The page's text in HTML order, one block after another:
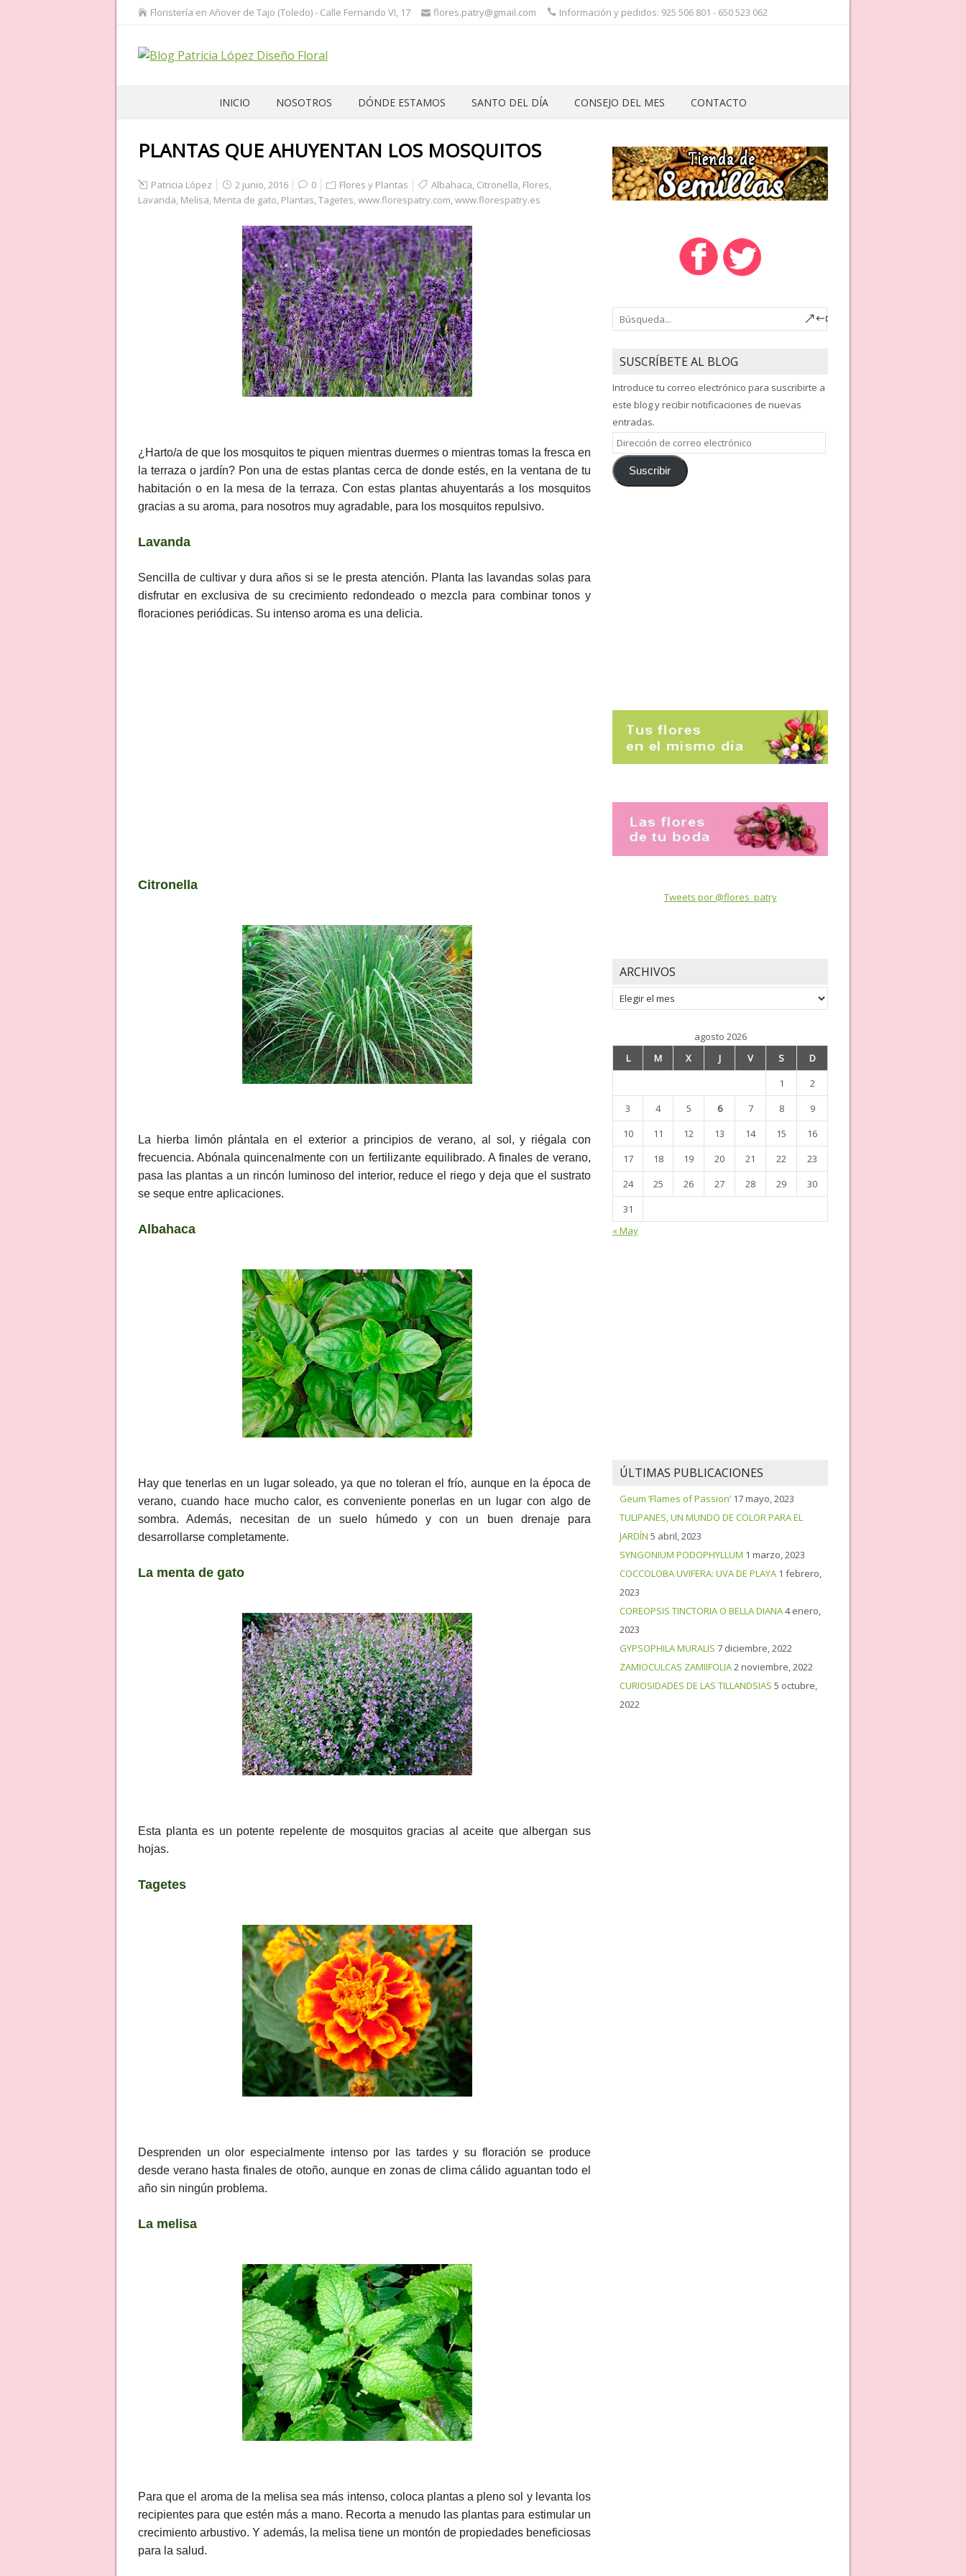
Floristería en Añover de Tajo (Toledo) - Calle Fernando VI, 17 flores.patry@gmail.com Información y pedidos: 925 506 801 - 650 523 062
INICIO NOSOTROS DÓNDE ESTAMOS SANTO DEL DÍA CONSEJO DEL MES CONTACTO
PLANTAS QUE AHUYENTAN LOS MOSQUITOS
Patricia López 2 junio, 2016 0 Flores y Plantas Albahaca, Citronella, Flores,
Lavanda, Melisa, Menta de gato, Plantas,Tagetes,www.florespatry.com,www.florespatry.es
¿Harto/a de que los mosquitos te piquen mientras duermes o mientras tomas la fresca en
la terraza o jardín? Pon una de estas plantas cerca de donde estés, en la ventana de tu
habitación o en la mesa de la terraza. Con estas plantas ahuyentarás a los mosquitos
gracias a su aroma, para nosotros muy agradable, para los mosquitos repulsivo.
Lavanda
Sencilla de cultivar y dura años si se le presta atención. Planta las lavandas solas para
disfrutar en exclusiva de su crecimiento redondeado o mezcla para combinar tonos y
floraciones periódicas. Su intenso aroma es una delicia.
Citronella
La hierba limón plántala en el exterior a principios de verano, al sol, y riégala con
frecuencia. Abónala quincenalmente con un fertilizante equilibrado. A finales de verano,
pasa las plantas a un rincón luminoso del interior, reduce el riego y deja que el sustrato
se seque entre aplicaciones.
Albahaca
Hay que tenerlas en un lugar soleado, ya que no toleran el frío, aunque en la época de
verano, cuando hace mucho calor, es conveniente ponerlas en un lugar con algo de
sombra. Además, necesitan de un suelo húmedo y con un buen drenaje para
desarrollarse completamente.
La menta de gato
Esta planta es un potente repelente de mosquitos gracias al aceite que albergan sus
hojas.
Tagetes
Desprenden un olor especialmente intenso por las tardes y su floración se produce
desde verano hasta finales de otoño, aunque en zonas de clima cálido aguantan todo el
año sin ningún problema.
La melisa
Para que el aroma de la melisa sea más intenso, coloca plantas a pleno sol y levanta los
recipientes para que estén más a mano. Recorta a menudo las plantas para estimular un
crecimiento arbustivo. Y además, la melisa tiene un montón de propiedades beneficiosas
para la salud.
SUSCRÍBETE AL BLOG
Introduce tu correo electrónico para suscribirte a
este blog y recibir notificaciones de nuevas
entradas.
Dirección
de
correoSuscribir
Tweets por @flores_patry
ARCHIVOS
Archivos
agosto 2026
L
M X J V S
D
1
2
3
4 5 6 7 8
9
10
11 12 13 14 15
16
17
18 19 20 21 22
23
24
25 26 27 28 29
30
31
« May
ÚLTIMAS PUBLICACIONES
Geum ‘Flames of Passion’ 17 mayo, 2023
TULIPANES, UN MUNDO DE COLOR PARA EL
JARDÍN 5 abril, 2023
SYNGONIUM PODOPHYLLUM 1 marzo, 2023
COCCOLOBA UVIFERA: UVA DE PLAYA 1 febrero,
2023
COREOPSIS TINCTORIA O BELLA DIANA4 enero,
2023
GYPSOPHILA MURALIS 7 diciembre, 2022
ZAMIOCULCAS ZAMIIFOLIA2 noviembre, 2022
CURIOSIDADES DE LAS TILLANDSIAS 5 octubre,
2022